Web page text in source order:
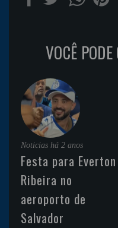
VOCÊ
Noticias há 2 anos
Festa para Everton
Ribeira no
aeroporto de
Salvador